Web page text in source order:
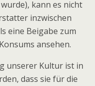
kann es nicht
inzwischen
eine Beigabe zum
ansehen.
unserer Kultur ist in
dass sie für die